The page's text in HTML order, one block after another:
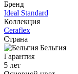
Бренд
Ideal Standard
Коллекция
Ceraflex
Страна
Бельгия
Гарантия
5 лет